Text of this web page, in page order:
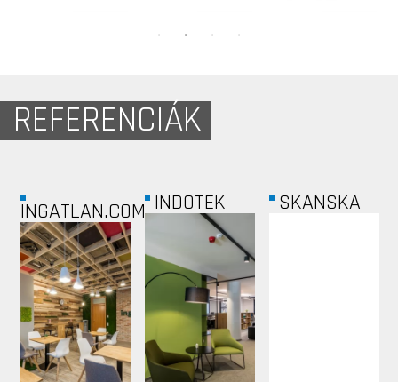
REFERENCIÁK
INGATLAN.COM INDOTEK SKANSKA